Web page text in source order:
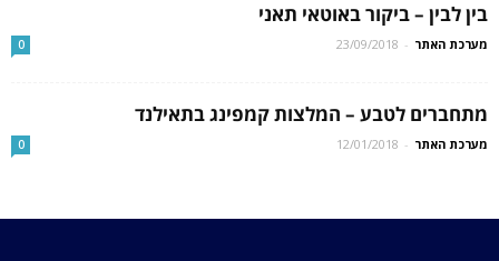
בין לבין – ביקור באוטאי תאני
מערכת האתר -
23/09/2018
0
מתחברים לטבע – המלצות קמפינג בתאילנד
מערכת האתר -
12/01/2018
0